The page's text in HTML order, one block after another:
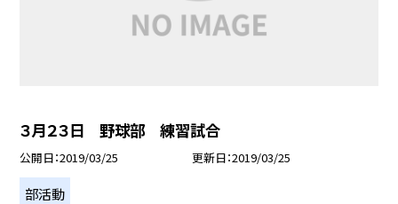
３月２３日 野球部 練習試合
公開日 2019/03/25 更新日 2019/03/25
部活動